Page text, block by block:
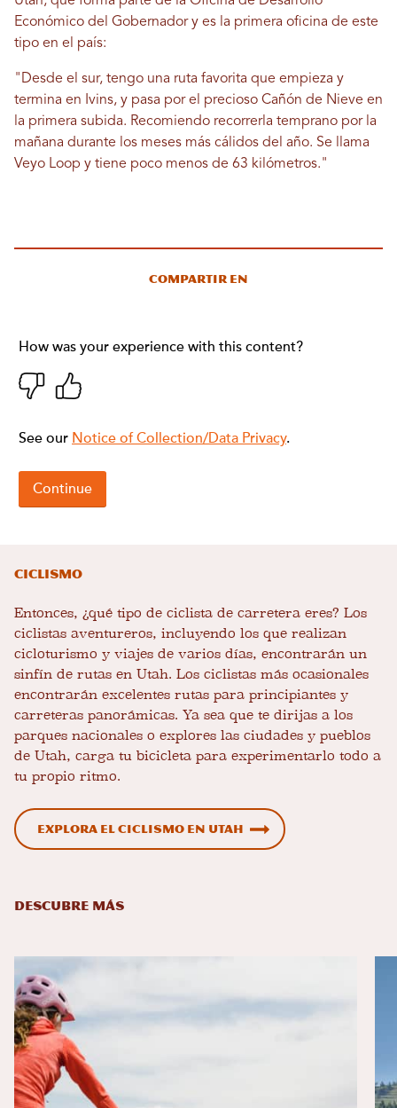
Económico del Gobernador y es la primera oficina de este
tipo en el país:
"Desde el sur, tengo una ruta favorita que empieza y
termina en Ivins, y pasa por el precioso Cañón de Nieve en
la primera subida. Recomiendo recorrerla temprano por la
mañana durante los meses más cálidos del año. Se llama
Veyo Loop y tiene poco menos de 63 kilómetros."
Compartir en
Ciclismo
Entonces, ¿qué tipo de ciclista de carretera eres? Los
ciclistas aventureros, incluyendo los que realizan
cicloturismo y viajes de varios días, encontrarán un
sinfín de rutas en Utah. Los ciclistas más ocasionales
encontrarán excelentes rutas para principiantes y
carreteras panorámicas. Ya sea que te dirijas a los
parques nacionales o explores las ciudades y pueblos
de Utah, carga tu bicicleta para experimentarlo todo a
tu propio ritmo.
Explora el ciclismo en Utah
DESCUBRE MÁS